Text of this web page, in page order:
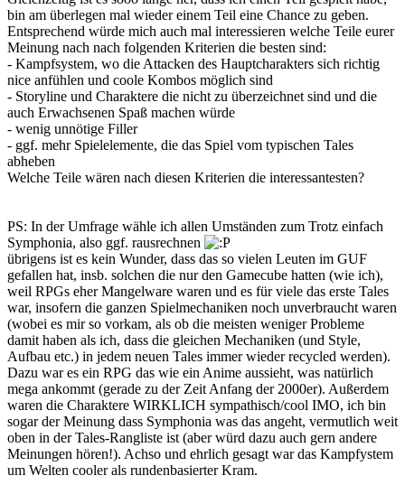
bin am überlegen mal wieder einem Teil eine Chance zu geben.
Entsprechend würde mich auch mal interessieren welche Teile eurer
Meinung nach nach folgenden Kriterien die besten sind:
- Kampfsystem, wo die Attacken des Hauptcharakters sich richtig
nice anfühlen und coole Kombos möglich sind
- Storyline und Charaktere die nicht zu überzeichnet sind und die
auch Erwachsenen Spaß machen würde
- wenig unnötige Filler
- ggf. mehr Spielelemente, die das Spiel vom typischen Tales
abheben
Welche Teile wären nach diesen Kriterien die interessantesten?
PS: In der Umfrage wähle ich allen Umständen zum Trotz einfach
Symphonia, also ggf. rausrechnen
übrigens ist es kein Wunder, dass das so vielen Leuten im GUF
gefallen hat, insb. solchen die nur den Gamecube hatten (wie ich),
weil RPGs eher Mangelware waren und es für viele das erste Tales
war, insofern die ganzen Spielmechaniken noch unverbraucht waren
(wobei es mir so vorkam, als ob die meisten weniger Probleme
damit haben als ich, dass die gleichen Mechaniken (und Style,
Aufbau etc.) in jedem neuen Tales immer wieder recycled werden).
Dazu war es ein RPG das wie ein Anime aussieht, was natürlich
mega ankommt (gerade zu der Zeit Anfang der 2000er). Außerdem
waren die Charaktere WIRKLICH sympathisch/cool IMO, ich bin
sogar der Meinung dass Symphonia was das angeht, vermutlich weit
oben in der Tales-Rangliste ist (aber würd dazu auch gern andere
Meinungen hören!). Achso und ehrlich gesagt war das Kampfystem
um Welten cooler als rundenbasierter Kram.